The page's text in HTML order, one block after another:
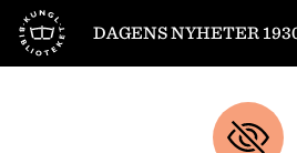
Till startsidan
DAGENS NYHETER